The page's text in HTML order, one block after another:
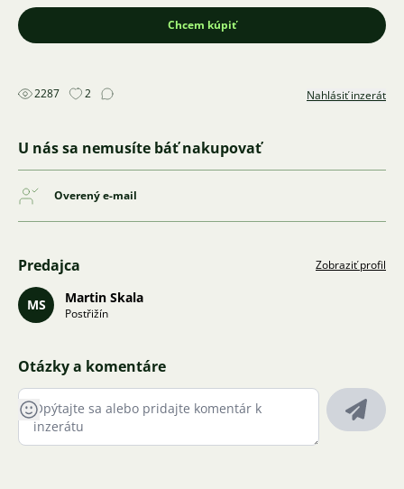
Chcem kúpiť
2287 2 Nahlásiť inzerát
U nás sa nemusíte báť nakupovať
Overený e-mail
Predajca Zobraziť profil
MS Martin Skala
Postřižín
Otázky a komentáre